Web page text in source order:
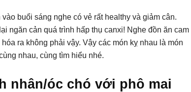
buổi sáng nghe có vẻ rất healthy và giảm cân.
ngăn cản quá trình hấp thụ canxi! Nghe đồn ăn cam
ra không phải vậy. Vậy các món kỵ nhau là món
nhau, cùng tìm hiểu nhé.
nhân/óc chó với phô mai